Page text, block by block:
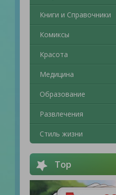
Книги и Справочники
Комиксы
Красота
Медицина
Образование
Развлечения
Стиль жизни
Top